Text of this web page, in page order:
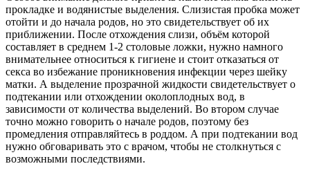
прокладке и водянистые выделения. Слизистая пробка может
отойти и до начала родов, но это свидетельствует об их
приближении. После отхождения слизи, объём которой
составляет в среднем 1-2 столовые ложки, нужно намного
внимательнее относиться к гигиене и стоит отказаться от
секса во избежание проникновения инфекции через шейку
матки. А выделение прозрачной жидкости свидетельствует о
подтекании или отхождении околоплодных вод, в
зависимости от количества выделений. Во втором случае
точно можно говорить о начале родов, поэтому без
промедления отправляйтесь в роддом. А при подтекании вод
нужно обговаривать это с врачом, чтобы не столкнуться с
возможными последствиями.